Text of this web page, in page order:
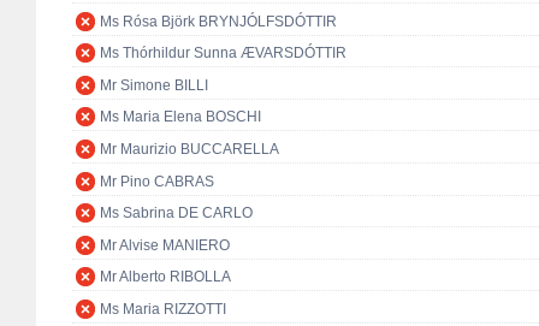
Ms Rósa Björk BRYNJÓLFSDÓTTIR
Ms Thórhildur Sunna ÆVARSDÓTTIR
Mr Simone BILLI
Ms Maria Elena BOSCHI
Mr Maurizio BUCCARELLA
Mr Pino CABRAS
Ms Sabrina DE CARLO
Mr Alvise MANIERO
Mr Alberto RIBOLLA
Ms Maria RIZZOTTI